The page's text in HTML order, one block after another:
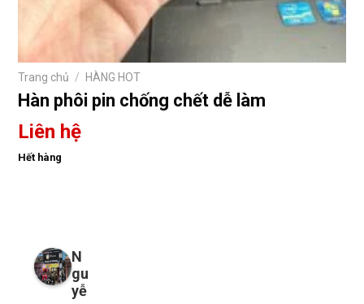
Trang chủ / HÀNG HOT
Hàn phôi pin chống chết dễ làm
Liên hệ
Hết hàng
N
gu
yễ